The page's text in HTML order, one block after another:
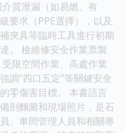
質泄漏（如易燃、有
要求（PPE選擇），以及
夾具等臨時工具進行初期
。 檢維修安全作業票製
限空間作業、高處作業
調“四口五定”等關鍵安全
零傷害目標。 本書語言
剖麵圖和現場照片，是石
、車間管理人員和相關專